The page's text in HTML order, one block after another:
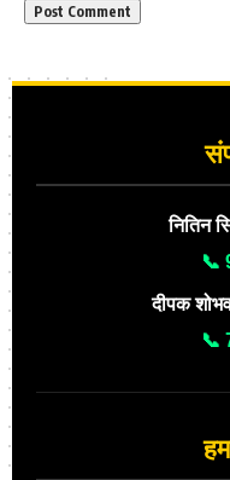
नितिन
📞
दीपक
📞